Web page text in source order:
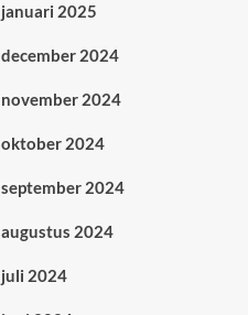
januari 2025
december 2024
november 2024
oktober 2024
september 2024
augustus 2024
juli 2024